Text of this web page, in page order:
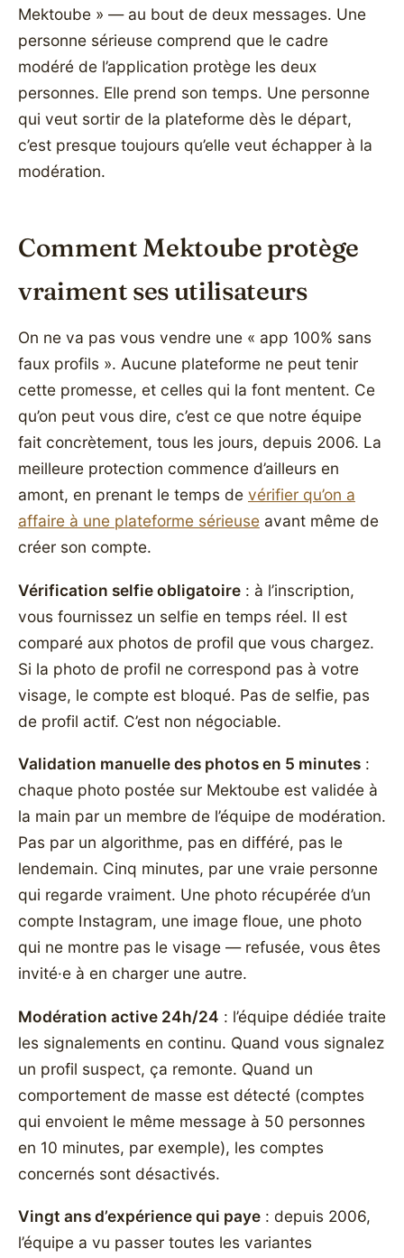
Mektoube » — au bout de deux messages. Une
personne sérieuse comprend que le cadre
modéré de l’application protège les deux
personnes. Elle prend son temps. Une personne
qui veut sortir de la plateforme dès le départ,
c’est presque toujours qu’elle veut échapper à la
modération.
Comment Mektoube protège
vraiment ses utilisateurs
On ne va pas vous vendre une « app 100% sans
faux profils ». Aucune plateforme ne peut tenir
cette promesse, et celles qui la font mentent. Ce
qu’on peut vous dire, c’est ce que notre équipe
fait concrètement, tous les jours, depuis 2006. La
meilleure protection commence d’ailleurs en
amont, en prenant le temps de vérifier qu’on a
affaire à une plateforme sérieuse avant même de
créer son compte.
Vérification selfie obligatoire : à l’inscription,
vous fournissez un selfie en temps réel. Il est
comparé aux photos de profil que vous chargez.
Si la photo de profil ne correspond pas à votre
visage, le compte est bloqué. Pas de selfie, pas
de profil actif. C’est non négociable.
Validation manuelle des photos en 5 minutes :
chaque photo postée sur Mektoube est validée à
la main par un membre de l’équipe de modération.
Pas par un algorithme, pas en différé, pas le
lendemain. Cinq minutes, par une vraie personne
qui regarde vraiment. Une photo récupérée d’un
compte Instagram, une image floue, une photo
qui ne montre pas le visage — refusée, vous êtes
invité·e à en charger une autre.
Modération active 24h/24 : l’équipe dédiée traite
les signalements en continu. Quand vous signalez
un profil suspect, ça remonte. Quand un
comportement de masse est détecté (comptes
qui envoient le même message à 50 personnes
en 10 minutes, par exemple), les comptes
concernés sont désactivés.
Vingt ans d’expérience qui paye : depuis 2006,
l’équipe a vu passer toutes les variantes